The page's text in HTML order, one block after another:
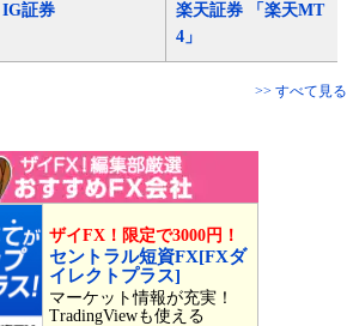
IG証券
楽天証券 「楽天MT
4」
>> すべて見る
ザイFX！限定で3000円！
セントラル短資FX[FXダ
イレクトプラス]
マーケット情報が充実！
TradingViewも使える